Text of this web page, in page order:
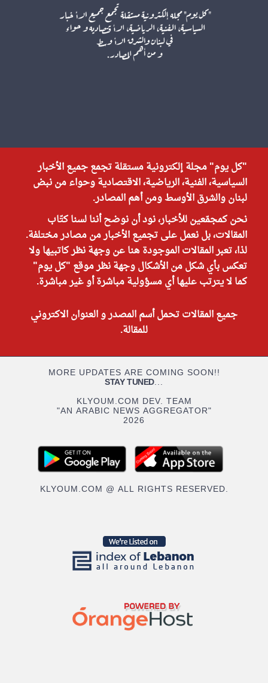
"كل يوم" مجلة إلكترونية مستقلة تجمع جميع الأخبار
السياسية، الفنية، الرياضية، الاقتصادية وحواء من نبض
لبنان والشرق الأوسط ومن أهم المصادر.
نحن كمجمّعين للأخبار، نود أن نوضح أننا لسنا كتّاب
المقالات، بل نعمل على تجميع الأخبار من مصادر مختلفة.
لذا، تعبر المقالات الموجودة هنا عن وجهة نظر كاتبيها ولا
تعكس بأي شكل من الأشكال وجهة نظر موقع "كل يوم"
كما لا يترتب عليها أي مسؤولية مباشرة أو غير مباشرة.
جميع المقالات تحمل أسم المصدر و العنوان الاكتروني
للمقالة.
MORE UPDATES ARE COMING SOON!!
STAY TUNED...
KLYOUM.COM DEV. TEAM
"AN ARABIC NEWS AGGREGATOR"
2026
KLYOUM.COM @ ALL RIGHTS RESERVED.